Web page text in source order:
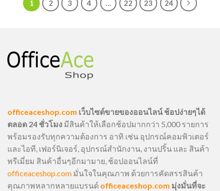
1 2 3 4 … 22 23 24
officeaceshop.com เว็บไซต์ขายของออนไลน์ ช้อปง่ายๆได้
ตลอด 24 ชั่วโมง มีสินค้าให้เลือกช้อปมากกว่า 5,000 รายการ
พร้อมรองรับทุกความต้องการ อาทิ เช่น อุปกรณ์คอมพิวเตอร์
และไอที, เฟอร์นิเจอร์, อุปกรณ์สำนักงาน, งานปริ้น และ สินค้า
พรีเมี่ยม สินค้าอื่นๆอีกมามาย, ช้อปออนไลน์ที่
officeaceshop.com มั่นใจในคุณภาพ ด้วยการคัดสรรสินค้า
คุณภาพหลากหลายแบรนด์ officeaceshop.com มุ่งมั่นที่จะ